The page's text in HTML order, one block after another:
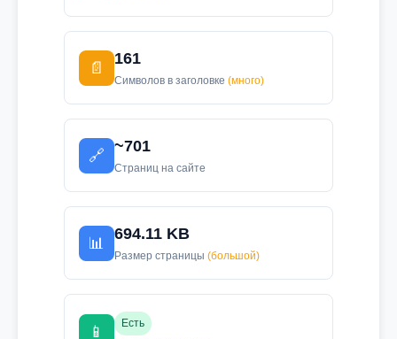
📄
161
Символов в заголовке (много)
🔗
~701
Страниц на сайте
📊
694.11 KB
Размер страницы (большой)
📱
Есть